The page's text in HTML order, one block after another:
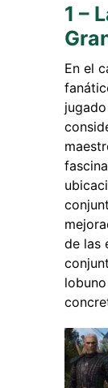
1 –
En el
de las